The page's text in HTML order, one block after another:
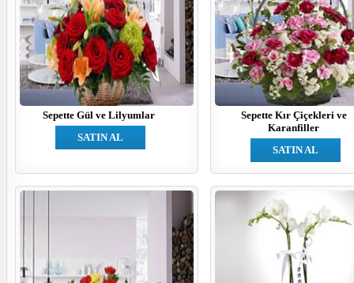
Sepette Gül ve Lilyumlar
SATIN AL
Sepette Kır Çiçekleri ve
Karanfiller
SATIN AL